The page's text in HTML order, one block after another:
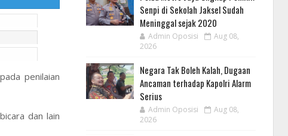
penilaian
dan lain
Senpi di Sekolah Jaksel Sudah
Meninggal sejak 2020
Admin Oposisi
Aug 08,
2026
Negara Tak Boleh Kalah, Dugaan
Ancaman terhadap Kapolri Alarm
Serius
Admin Oposisi
Aug 08,
2026